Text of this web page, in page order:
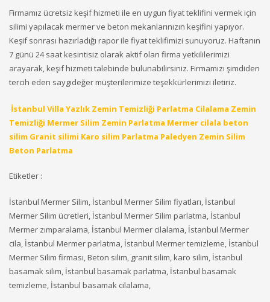
Firmamız ücretsiz keşif hizmeti ile en uygun fiyat teklifini vermek için
silimi yapılacak mermer ve beton mekanlarınızın keşifini yapıyor.
Keşif sonrası hazırladığı rapor ile fiyat teklifimizi sunuyoruz. Haftanın
7 günü 24 saat kesintisiz olarak aktif olan firma yetkililerimizi
arayarak, keşif hizmeti talebinde bulunabilirsiniz. Firmamızı şimdiden
tercih eden saygıdeğer müşterilerimize teşekkürlerimizi iletiriz.
İstanbul Villa Yazlık Zemin Temizliği Parlatma Cilalama Zemin
Temizliği Mermer Silim Zemin Parlatma Mermer cilala beton
silim Granit silimi Karo silim Parlatma Paledyen Zemin Silim
Beton Parlatma
Etiketler :
İstanbul Mermer Silim, İstanbul Mermer Silim fiyatları, İstanbul
Mermer Silim ücretleri, İstanbul Mermer Silim parlatma, İstanbul
Mermer zımparalama, İstanbul Mermer cilalama, İstanbul Mermer
cila, İstanbul Mermer parlatma, İstanbul Mermer temizleme, İstanbul
Mermer Silim firması, Beton silim, granit silim, karo silim, İstanbul
basamak silim, İstanbul basamak parlatma, İstanbul basamak
temizleme, İstanbul basamak cilalama,